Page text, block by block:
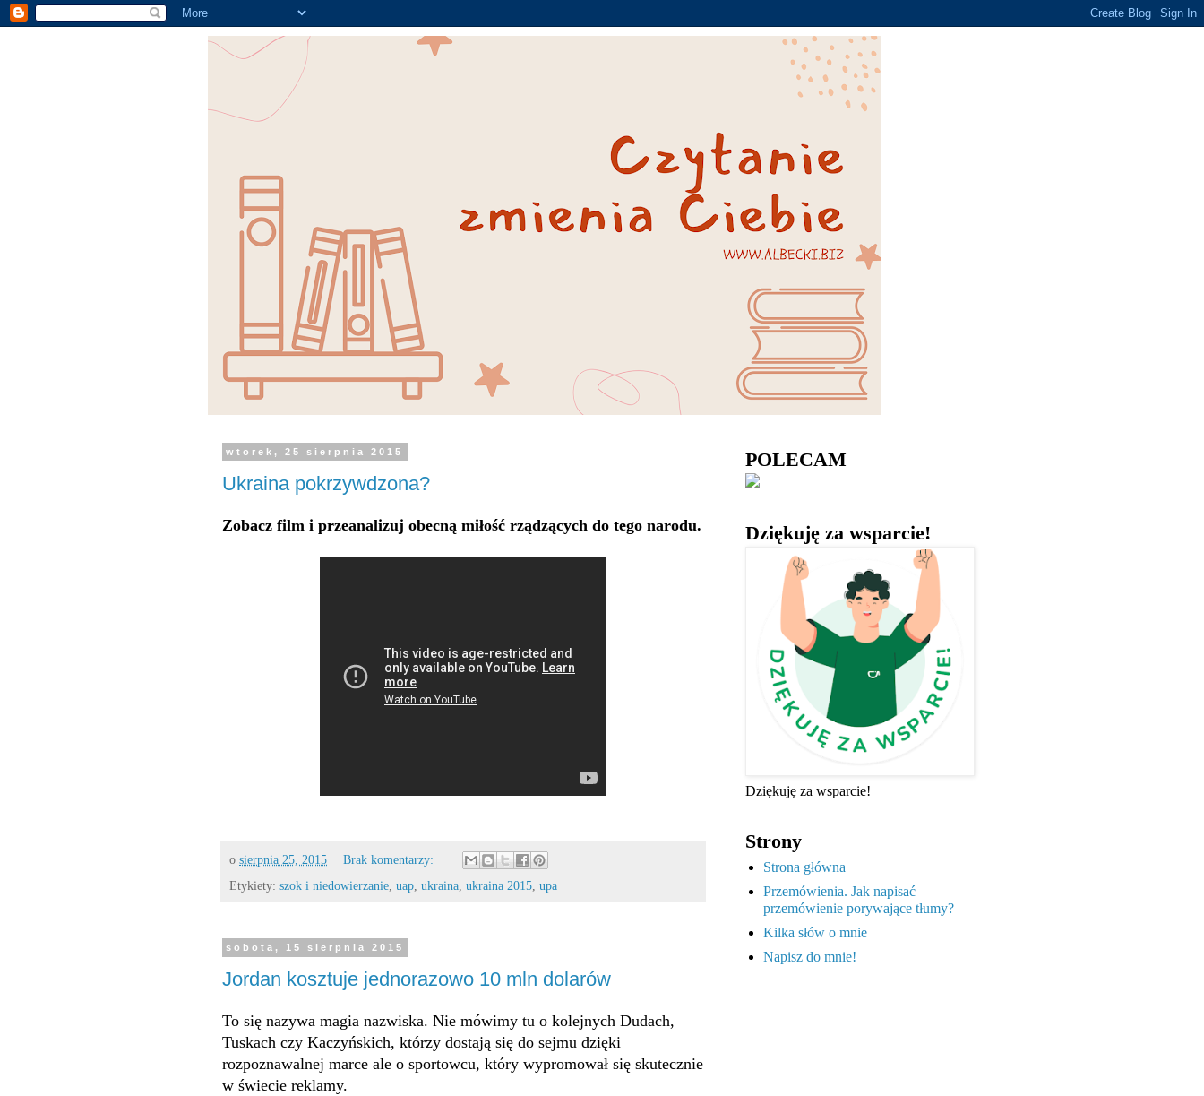
wtorek, 25 sierpnia 2015
Ukraina pokrzywdzona?
Zobacz film i przeanalizuj obecną miłość rządzących do tego narodu.
o sierpnia 25, 2015
Brak komentarzy:
Etykiety: szok i niedowierzanie, uap, ukraina, ukraina 2015, upa
sobota, 15 sierpnia 2015
Jordan kosztuje jednorazowo 10 mln dolarów
To się nazywa magia nazwiska. Nie mówimy tu o kolejnych Dudach,
Tuskach czy Kaczyńskich, którzy dostają się do sejmu dzięki
rozpoznawalnej marce ale o sportowcu, który wypromował się skutecznie
w świecie reklamy.
POLECAM
Dziękuję za wsparcie!
Dziękuję za wsparcie!
Strony
Strona główna
Przemówienia. Jak napisać
przemówienie porywające tłumy?
Kilka słów o mnie
Napisz do mnie!